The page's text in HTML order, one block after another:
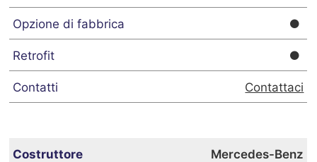
Contattaci
Mercedes-Benz